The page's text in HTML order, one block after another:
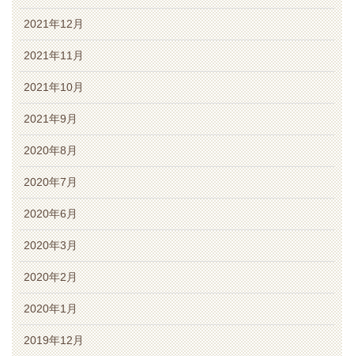
2021年12月
2021年11月
2021年10月
2021年9月
2020年8月
2020年7月
2020年6月
2020年3月
2020年2月
2020年1月
2019年12月